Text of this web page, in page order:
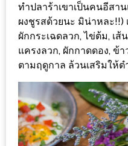
คน
ต้อง
มา
พบ
สินค้า
เรื่อง
บ้าน
คุ้ม
ทำปลาร้าเขาเป็นคนอีสา
ผงชูรสด้วยนะ มิน่าหละ!!)
ผักกระเฉดลวก, ไข่ต้ม, เ
แครงลวก, ผักกาดดอง, ข้
ตามฤดูกาล ล้วนเสริมให้